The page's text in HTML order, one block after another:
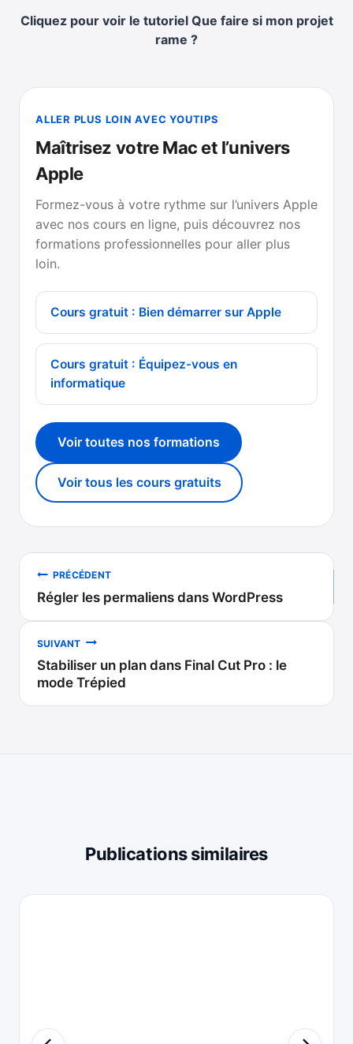
Cliquez pour voir le tutoriel Que faire si mon projet
rame ?
ALLER PLUS LOIN AVEC YOUTIPS
Maîtrisez votre Mac et l’univers
Apple
Formez-vous à votre rythme sur l’univers Apple
avec nos cours en ligne, puis découvrez nos
formations professionnelles pour aller plus
loin.
Cours gratuit : Bien démarrer sur Apple
Cours gratuit : Équipez-vous en
informatique
Voir toutes nos formations
Voir tous les cours gratuits
Navigation
de
l’article
PRÉCÉDENT
Régler les permaliens dans WordPress
SUIVANT
Stabiliser un plan dans Final Cut Pro : le
mode Trépied
Publications similaires